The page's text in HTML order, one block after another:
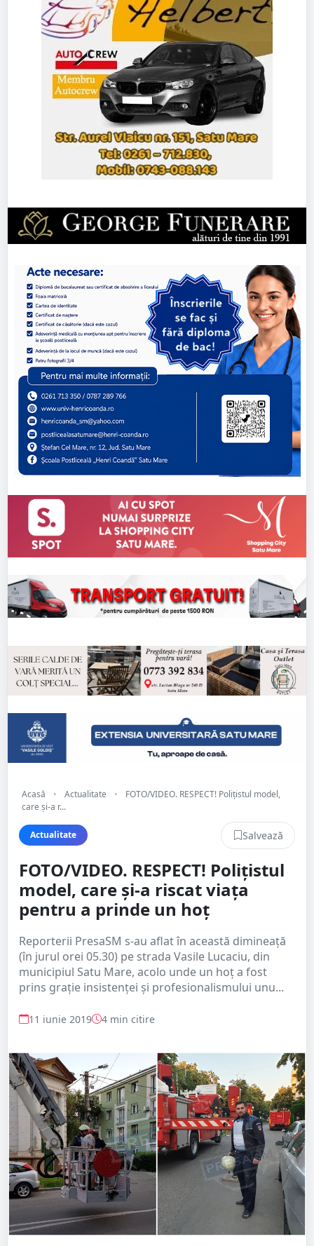
Acasă • Actualitate •
FOTO/VIDEO. RESPECT! Polițistul model,
care și-a r...
Actualitate Salvează
FOTO/VIDEO. RESPECT! Polițistul
model, care și-a riscat viața
pentru a prinde un hoț
Reporterii PresaSM s-au aflat în această dimineață
(în jurul orei 05.30) pe strada Vasile Lucaciu, din
municipiul Satu Mare, acolo unde un hoț a fost
prins grație insistenței și profesionalismului unu...
11 iunie 2019 4 min citire